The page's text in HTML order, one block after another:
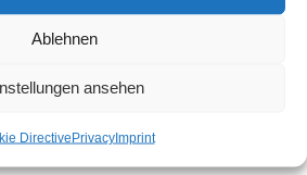
Ablehnen
ansehen
DirectivePrivacyImprint
landscape
monastery